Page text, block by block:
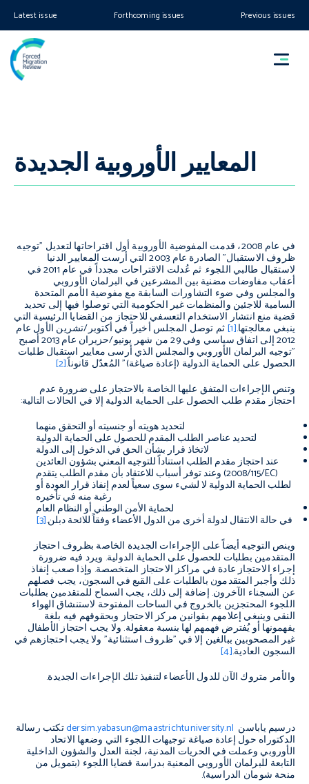
Latest issue Forthcoming issues Previous issues
المعايير الأوروبية الجديدة
في عام 2008، قدمت المفوضية الأوروبية أول اقتراحاتها لتعديل "توجيه
ظروف الاستقبال" الصادرة عام 2003 التي أرست المعايير الدنيا
لاستقبال طالبي اللجوء. ثم عُدلت الاقتراحات مجدداً في عام 2011 في
أعقاب مفاوضات مضنية بين المشرعين في البرلمان الأوروبي
والمجلس وفي ضوء التشاورات السابقة مع مفوضية الأمم المتحدة
السامية للاجئين والمنظمات غير الحكومية التي توصلوا فيها إلى تحديد
قضية منع انتشار الاستخدام التعسفي للاحتجاز من القضايا الرئيسية التي
ينبغي معالجتها.[1]ثم توصل المجلس أخيراً في أكتوبر/تشرين الأول عام
2012 إلى اتفاق سياسي وفي 29 من شهر يونيو/حزيران عام 2013 أصبح
"توجيه البرلمان الأوروبي والمجلس الذي أرسى معايير استقبال طلبات
الحصول على الحماية الدولية (إعادة صياغة)" المُعدّل قانوناً.[2]
وتنص الإجراءات المتفق عليها الخاصة بالاحتجاز على ضرورة عدم
احتجاز مقدم طلب الحصول على الحماية الدولية إلا في الحالات التالية:
لتحديد هويته أو جنسيته أو التحقق منهما
لتحديد عناصر الطلب المقدم للحصول على الحماية الدولية
لاتخاذ قرار بشأن الحق في الدخول إلى الدولة
عند احتجاز مقدم الطلب استناداً للتوجيه المعني بشؤون العائدين
(
2008/115/EC) وعند توفر أسباب للاعتقاد بأن مقدم الطلب يتقدم
لطلب الحماية الدولية لا لشيء سوى سعياً لعدم إنفاذ قرار العودة أو
رغبة منه في تأخيره
لحماية الأمن الوطني أو النظام العام
في حالة الانتقال لدولة أخرى من الدول الأعضاء وفقاً للائحة دبلن.[3]
وينص التوجيه أيضاً على الإجراءات الجديدة الخاصة بظروف احتجاز
المتقدمين بطلبات للحصول على الحماية الدولية. ويرد فيه ضرورة
إجراء الاحتجاز عادة في مراكز الاحتجاز المتخصصة. وإذا صعب إنفاذ
ذلك وأجبر المتقدمون بالطلبات على القبع في السجون، يجب فصلهم
عن السجناء الآخرون. إضافة إلى ذلك، يجب السماح للمتقدمين بطلبات
اللجوء المحتجزين بالخروج في الساحات المفتوحة لاستنشاق الهواء
النقي وينبغي إعلامهم بقوانين مركز الاحتجاز وبحقوقهم فيه بلغة
يفهمونها أو يُفترض فهمهم لها بنسبة معقولة. ولا يجب احتجاز الأطفال
غير المصحوبين ببالغين إلا في "ظروف استثنائية" ولا يجب احتجازهم في
السجون العادية.[4]
والأمر متروك الآن للدول الأعضاء لتنفيذ تلك الإجراءات الجديدة.
درسيم ياباسن dersim.yabasun@maastrichtuniversity.nlتكتب رسالة
الدكتوراه حول إعادة صياغة توجيهات اللجوء التي وضعها الاتحاد
الأوروبي وعملت في الحريات المدنية، لجنة العدل والشؤون الداخلية
التابعة للبرلمان الأوروبي المعنية بدراسة قضايا اللجوء (بتمويل من
منحة شومان الدراسية).